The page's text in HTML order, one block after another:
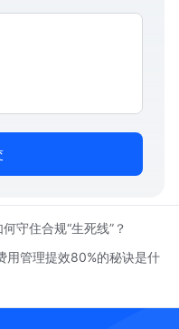
守住合规“生死线”？
用管理提效80%的秘诀是什